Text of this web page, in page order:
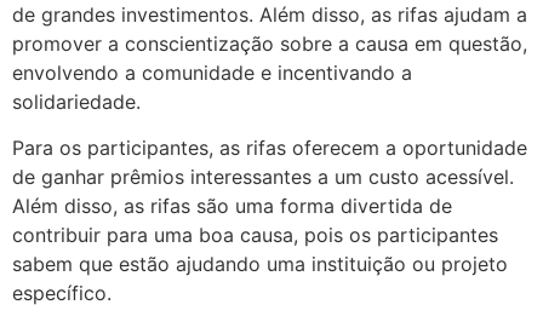
de grandes investimentos. Além disso, as rifas ajudam a
promover a conscientização sobre a causa em questão,
envolvendo a comunidade e incentivando a
solidariedade.
Para os participantes, as rifas oferecem a oportunidade
de ganhar prêmios interessantes a um custo acessível.
Além disso, as rifas são uma forma divertida de
contribuir para uma boa causa, pois os participantes
sabem que estão ajudando uma instituição ou projeto
específico.